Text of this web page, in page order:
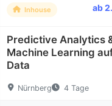
Inhouse ab
Predictive Analytics
Machine Learning
Data
Nürnberg 4 Tage